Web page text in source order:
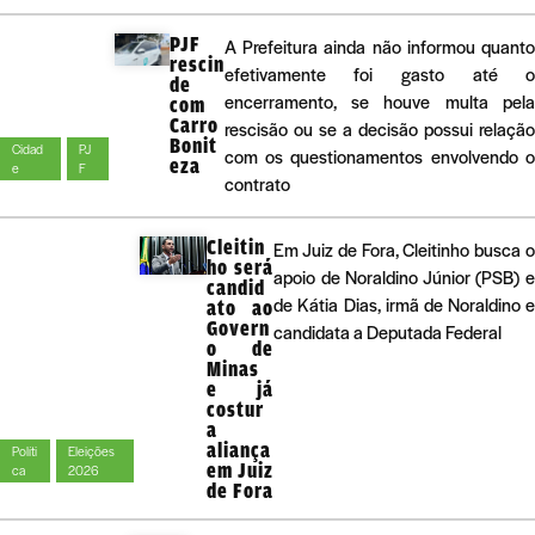
Cidad
e
PJ
F
PJF
rescin
de
com
Carro
Bonit
eza
A Prefeitura ainda não informou quanto
efetivamente foi gasto até o
encerramento, se houve multa pela
rescisão ou se a decisão possui relação
com os questionamentos envolvendo o
contrato
Políti
ca
Eleições
2026
Cleitin
ho será
candid
ato ao
Govern
o de
Minas
e já
costur
a
aliança
em Juiz
de Fora
Em Juiz de Fora, Cleitinho busca o
apoio de Noraldino Júnior (PSB) e
de Kátia Dias, irmã de Noraldino e
candidata a Deputada Federal